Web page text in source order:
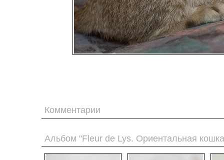
Комментарии
Альбом "Fleur de Lys. Ориентальная